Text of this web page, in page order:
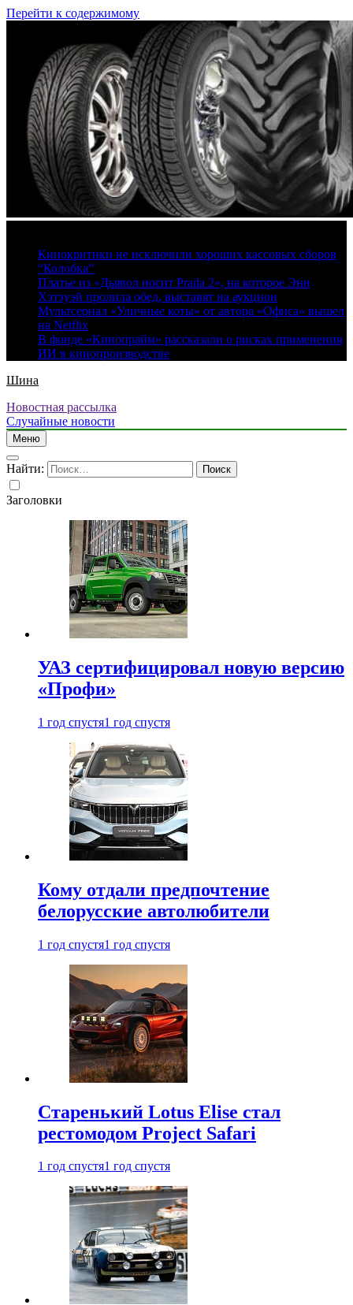
Перейти к содержимому
Кинокритики не исключили хороших кассовых сборов
“Колобка”
Платье из «Дьявол носит Prada 2», на которое Энн
Хэтэуэй пролила обед, выставят на аукцион
Мультсериал «Уличные коты» от автора «Офиса» вышел
на Netflix
В фонде «Кинопрайм» рассказали о рисках применения
ИИ в кинопроизводстве
Шина
Новостная рассылка
Случайные новости
Меню
Найти:
Заголовки
УАЗ сертифицировал новую версию
«Профи»
1 год спустя1 год спустя
Кому отдали предпочтение
белорусские автолюбители
1 год спустя1 год спустя
Старенький Lotus Elise стал
рестомодом Project Safari
1 год спустя1 год спустя